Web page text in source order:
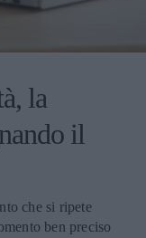
la
il
che si ripete
ben preciso